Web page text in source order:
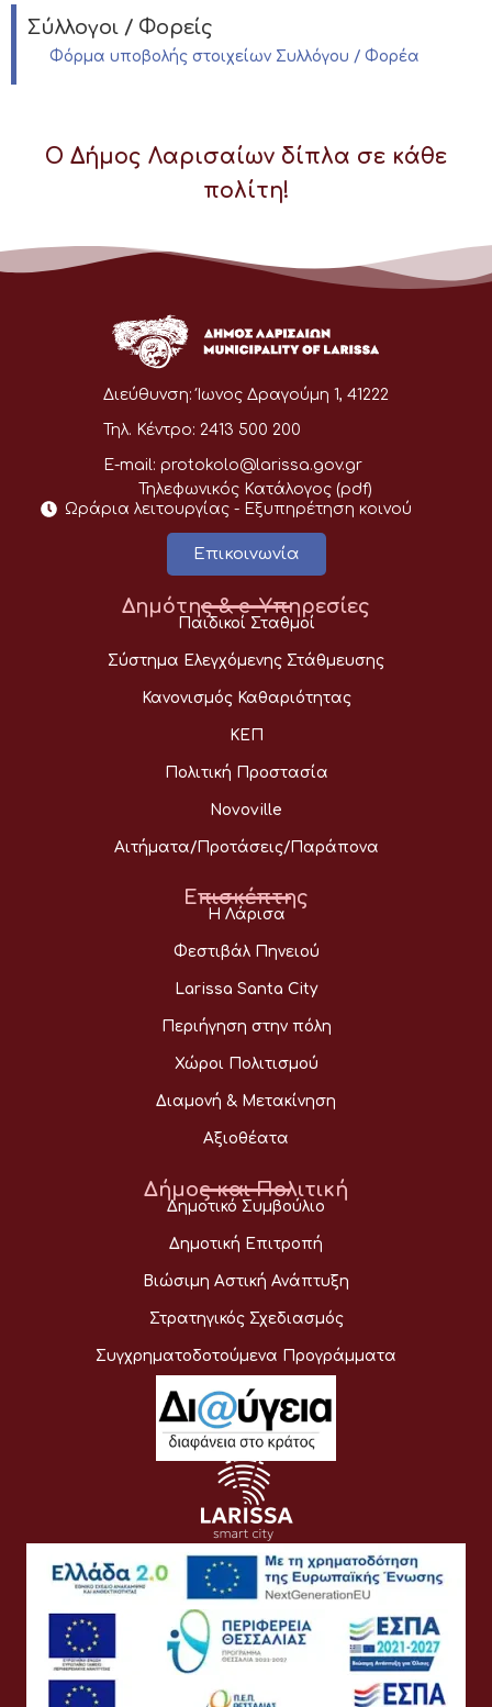
Σύλλογοι / Φορείς
Φόρμα υποβολής στοιχείων Συλλόγου / Φορέα
Ο Δήμος Λαρισαίων δίπλα σε κάθε
πολίτη!
Διεύθυνση: Ίωνος Δραγούμη 1, 41222
Τηλ. Κέντρο: 2413 500 200
E-mail: protokolo@larissa.gov.gr
Τηλεφωνικός Κατάλογος (pdf)
Ωράρια λειτουργίας - Eξυπηρέτηση κοινού
Επικοινωνία
Δημότης & e-Υπηρεσίες
Παιδικοί Σταθμοί
Σύστημα Ελεγχόμενης Στάθμευσης
Κανονισμός Καθαριότητας
ΚΕΠ
Πολιτική Προστασία
Novoville
Αιτήματα/Προτάσεις/Παράπονα
Επισκέπτης
Η Λάρισα
Φεστιβάλ Πηνειού
Larissa Santa City
Περιήγηση στην πόλη
Χώροι Πολιτισμού
Διαμονή & Μετακίνηση
Αξιοθέατα
Δήμος και Πολιτική
Δημοτικό Συμβούλιο
Δημοτική Επιτροπή
Βιώσιμη Αστική Ανάπτυξη
Στρατηγικός Σχεδιασμός
Συγχρηματοδοτούμενα Προγράμματα